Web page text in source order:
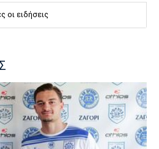
ο Κίναν Έβανς
την Ρεάλ
να ενταχθεί στη
απέρριψε πρόταση του
οι ειδήσεις